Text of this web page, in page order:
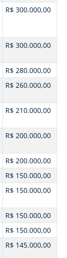
R$ 300.000,00
R$ 300.000,00
R$ 280.000,00
R$ 260.000,00
R$ 210.000,00
R$ 200.000,00
R$ 200.000,00
R$ 150.000,00
R$ 150.000,00
R$ 150.000,00
R$ 150.000,00
R$ 145.000,00